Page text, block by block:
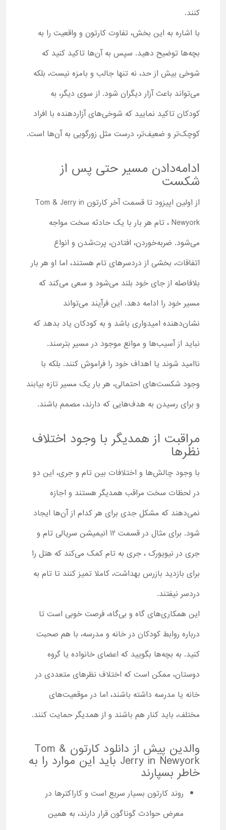
کنند.
با اشاره به این بخش، تفاوت کارتون و واقعیت را به
بچه‌ها توضیح دهید. سپس به آن‌ها تاکید کنید که
شوخی بیش از حد، نه تنها جالب و بامزه نیست، بلکه
می‌تواند باعث آزار دیگران شود. از سوی دیگر، به
کودکان تاکید نمایید که شوخی‌های آزاردهنده با افراد
کوچک‌تر و ضعیف‌تر، درست مثل زورگویی به آن‌ها است.
ادامه‌دادن مسیر حتی پس از
شکست
از اولین اپیزود تا قسمت آخر کارتون Tom & Jerry in
Newyork ، تام هر بار با یک حادثه سخت مواجه
می‌شود. ضربه‌خوردن، افتادن، پرت‌شدن و انواع
اتفاقات، بخشی از دردسرهای تام هستند، اما او هر بار
بلافاصله از جای خود بلند می‌شود و سعی می‌کند که
مسیر خود را ادامه دهد. این فرآیند می‌تواند
نشان‌دهنده امیدواری باشد و به کودکان یاد بدهد که
نباید از آسیب‌ها و موانع موجود در مسیر بترسند.
ناامید شوند یا اهداف خود را فراموش کنند. بلکه با
وجود شکست‌های احتمالی، هر بار یک مسیر تازه بیابند
و برای رسیدن به هدف‌هایی که دارند، مصمم باشند.
مراقبت از همدیگر با وجود اختلاف
نظرها
با وجود چالش‌ها و اختلافات بین تام و جری، این دو
در لحظات سخت مراقب همدیگر هستند و اجازه
نمی‌دهند که مشکل جدی برای هر کدام از آن‌ها ایجاد
شود. برای مثال در قسمت 12 انیمیشن سریالی تام و
جری در نیویورک ، جری به تام کمک می‌کند که هتل را
برای بازدید بازرس بهداشت، کاملا تمیز کنند تا تام به
دردسر نیفتند.
این همکاری‌های گاه و بی‌گاه، فرصت خوبی است تا
درباره روابط کودکان در خانه و مدرسه، با هم صحبت
کنید. به بچه‌ها بگویید که اعضای خانواده یا گروه
دوستان، ممکن است که اختلاف نظرهای متعددی در
خانه یا مدرسه داشته باشند، اما در موقعیت‌های
مختلف، باید کنار هم باشند و از همدیگر حمایت کنند.
والدین پیش از دانلود کارتون Tom &
Jerry in Newyork باید این موارد را به
خاطر بسپارند
روند کارتون بسیار سریع است و کاراکترها در
معرض حوادث گوناگون قرار دارند، به همین